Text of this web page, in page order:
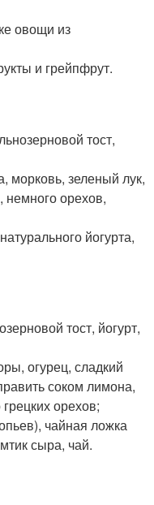
овощи из
и грейпфрут.
тост,
морковь, зеленый лук,
орехов,
йогурта,
тост, йогурт,
огурец, сладкий
соком лимона,
орехов;
чайная ложка
сыра, чай.